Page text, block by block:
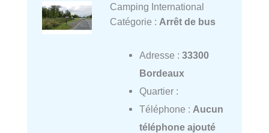
Camping International
Catégorie : Arrêt de bus
Adresse : 33300
Bordeaux
Quartier :
Téléphone : Aucun
téléphone ajouté